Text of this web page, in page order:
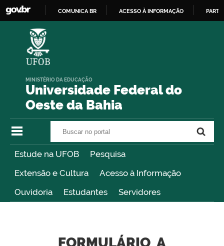
COMUNICA BR ACESSO À INFORMAÇÃO
Universidade Federal do
Oeste da Bahia
MINISTÉRIO DA EDUCAÇÃO
Estude na UFOB
Pesquisa
Extensão e Cultura
Acesso à Informação
Ouvidoria
Estudantes Servidores
FORMULÁRIO_A